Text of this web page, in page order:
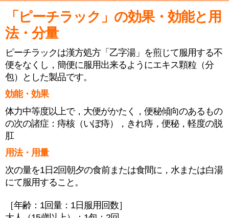
「ピーチラック」の効果・効能と用
法・分量
ピーチラックは漢方処方「乙字湯」を煎じて服用する不
便をなくし，簡便に服用出来るようにエキス顆粒（分
包）とした製品です。
効能・効果
体力中等度以上で，大便がかたく，便秘傾向のあるもの
の次の諸症：痔核（いぼ痔），きれ痔，便秘，軽度の脱
肛
用法・用量
次の量を1日2回朝夕の食前または食間に，水または白湯
にて服用すること。
［年齢：1回量：1日服用回数］